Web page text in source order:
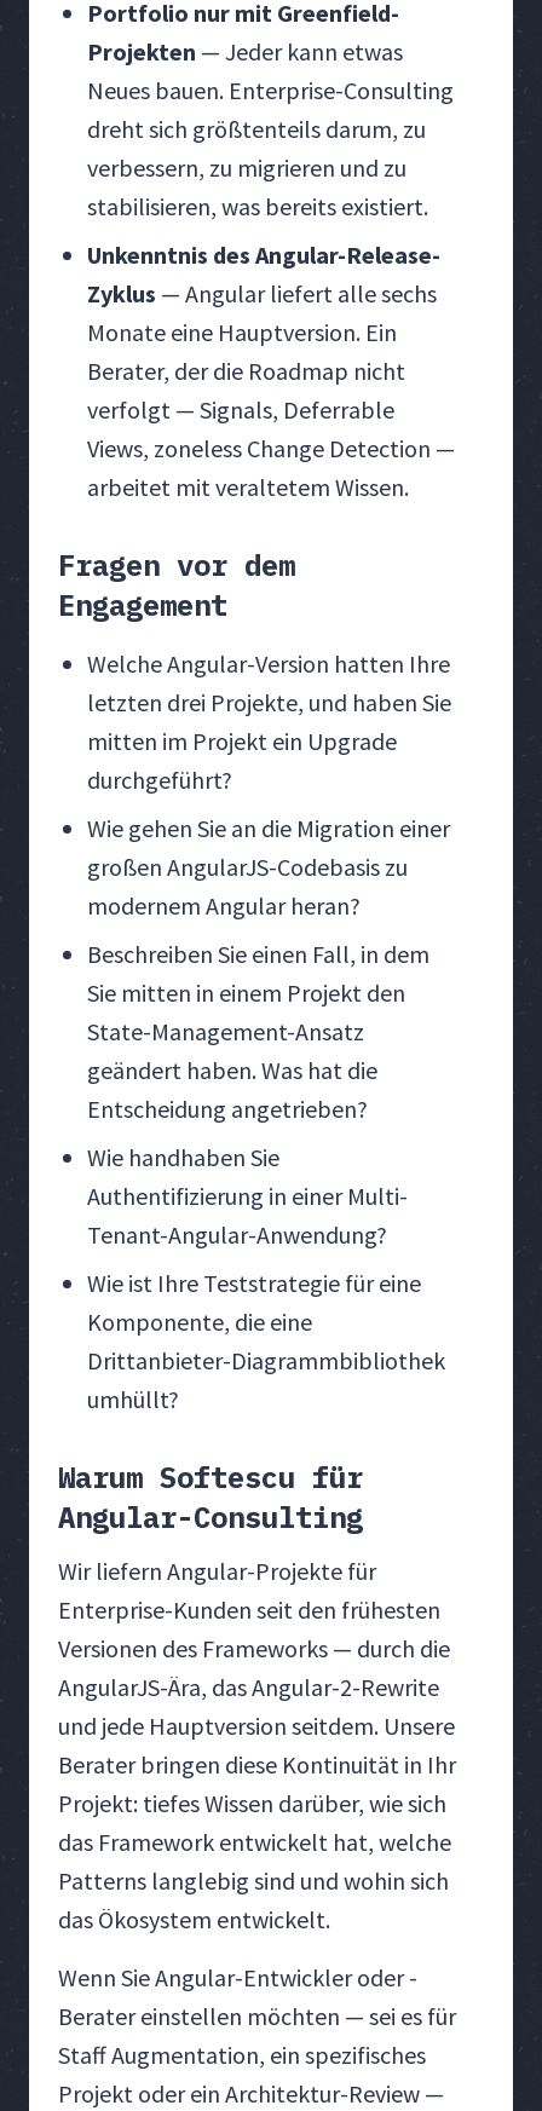
Portfolio nur mit Greenfield-
Projekten — Jeder kann etwas
Neues bauen. Enterprise-Consulting
dreht sich größtenteils darum, zu
verbessern, zu migrieren und zu
stabilisieren, was bereits existiert.
Unkenntnis des Angular-Release-
Zyklus — Angular liefert alle sechs
Monate eine Hauptversion. Ein
Berater, der die Roadmap nicht
verfolgt — Signals, Deferrable
Views, zoneless Change Detection —
arbeitet mit veraltetem Wissen.
Fragen vor dem
Engagement
Welche Angular-Version hatten Ihre
letzten drei Projekte, und haben Sie
mitten im Projekt ein Upgrade
durchgeführt?
Wie gehen Sie an die Migration einer
großen AngularJS-Codebasis zu
modernem Angular heran?
Beschreiben Sie einen Fall, in dem
Sie mitten in einem Projekt den
State-Management-Ansatz
geändert haben. Was hat die
Entscheidung angetrieben?
Wie handhaben Sie
Authentifizierung in einer Multi-
Tenant-Angular-Anwendung?
Wie ist Ihre Teststrategie für eine
Komponente, die eine
Drittanbieter-Diagrammbibliothek
umhüllt?
Warum Softescu für
Angular-Consulting
Wir liefern Angular-Projekte für
Enterprise-Kunden seit den frühesten
Versionen des Frameworks — durch die
AngularJS-Ära, das Angular-2-Rewrite
und jede Hauptversion seitdem. Unsere
Berater bringen diese Kontinuität in Ihr
Projekt: tiefes Wissen darüber, wie sich
das Framework entwickelt hat, welche
Patterns langlebig sind und wohin sich
das Ökosystem entwickelt.
Wenn Sie Angular-Entwickler oder -
Berater einstellen möchten — sei es für
Staff Augmentation, ein spezifisches
Projekt oder ein Architektur-Review —